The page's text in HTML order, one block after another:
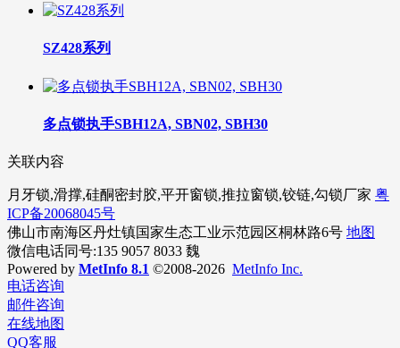
SZ428系列
多点锁执手SBH12A, SBN02, SBH30
关联内容
月牙锁,滑撑,硅酮密封胶,平开窗锁,推拉窗锁,铰链,勾锁厂家 粤
ICP备20068045号
佛山市南海区丹灶镇国家生态工业示范园区桐林路6号 地图
微信电话同号:135 9057 8033 魏
Powered by MetInfo 8.1 ©2008-2026 MetInfo Inc.
电话咨询
邮件咨询
在线地图
QQ客服